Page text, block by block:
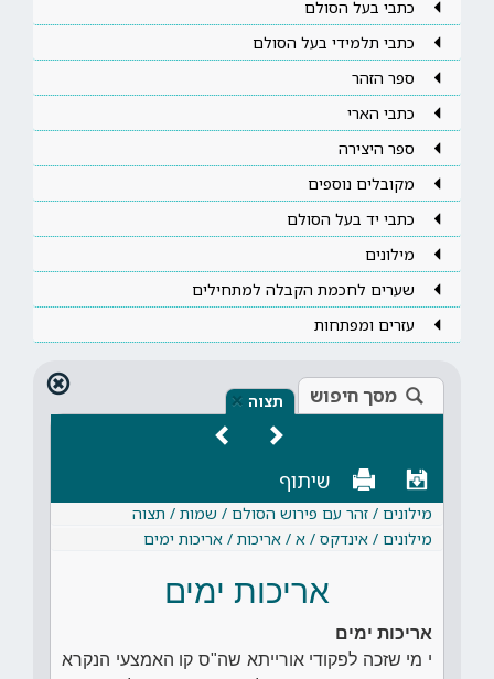
כתבי בעל הסולם
כתבי תלמידי בעל הסולם
ספר הזהר
כתבי הארי
ספר היצירה
מקובלים נוספים
כתבי יד בעל הסולם
מילונים
שערים לחכמת הקבלה למתחילים
עזרים ומפתחות
מסך חיפוש תצוה ×
שיתוף
מילונים / זהר עם פירוש הסולם / שמות / תצוה
מילונים / אינדקס / א / אריכות / אריכות ימים
אריכות ימים
אריכות ימים
י מי שזכה לפקודי אורייתא שה"ס קו האמצעי הנקרא